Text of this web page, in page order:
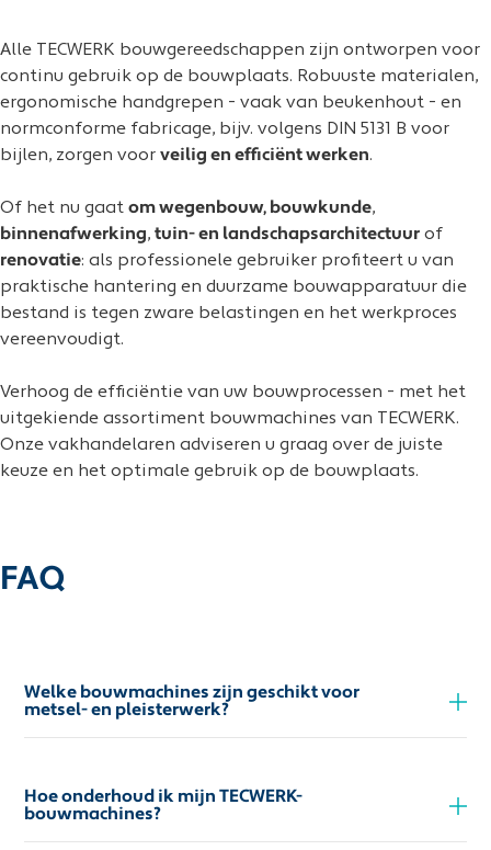
Alle TECWERK bouwgereedschappen zijn ontworpen voor
continu gebruik op de bouwplaats. Robuuste materialen,
ergonomische handgrepen - vaak van beukenhout - en
normconforme fabricage, bijv. volgens DIN 5131 B voor
bijlen, zorgen voor veilig en efficiënt werken.
Of het nu gaat om wegenbouw, bouwkunde,
binnenafwerking, tuin- en landschapsarchitectuur of
renovatie: als professionele gebruiker profiteert u van
praktische hantering en duurzame bouwapparatuur die
bestand is tegen zware belastingen en het werkproces
vereenvoudigt.
Verhoog de efficiëntie van uw bouwprocessen - met het
uitgekiende assortiment bouwmachines van TECWERK.
Onze vakhandelaren adviseren u graag over de juiste
keuze en het optimale gebruik op de bouwplaats.
FAQ
Welke bouwmachines zijn geschikt voor
metsel- en pleisterwerk?
Hoe onderhoud ik mijn TECWERK-
bouwmachines?